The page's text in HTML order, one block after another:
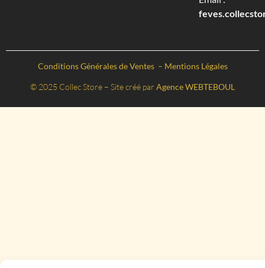
Conditions Générales de Ventes – Mentions Légales
© 2025 Collec Store – Site créé par Agence WEBTEBOUL